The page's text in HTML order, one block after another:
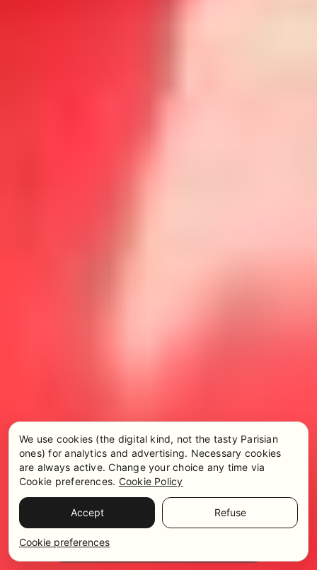
Preise und Verfügbarkeit
Kontaktieren Sie uns
We use cookies (the digital kind, not the tasty Parisian
ones) for analytics and advertising. Necessary cookies
are always active. Change your choice any time via
Cookie preferences. Cookie Policy
Accept Refuse
Cookie preferences